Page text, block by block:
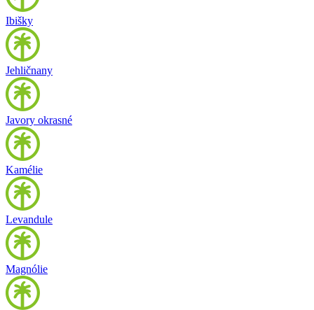
Ibišky
Jehličnany
Javory okrasné
Kamélie
Levandule
Magnólie